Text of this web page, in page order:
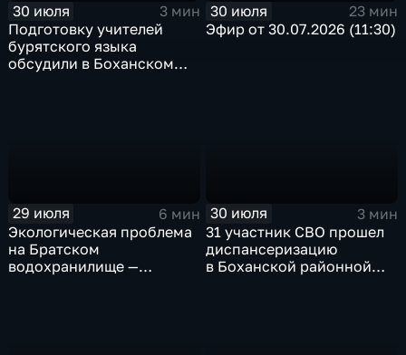
30 июля
3 мин
Подготовку учителей
бурятского языка
обсудили в Боханском
30 июля
23 мин
Эфир от 30.07.2026 (11:30)
29 июля
6 мин
Экологическая проблема
на Братском
водохранилище —
30 июля
3 мин
31 участник СВО прошел
диспансеризацию
в Боханской районной